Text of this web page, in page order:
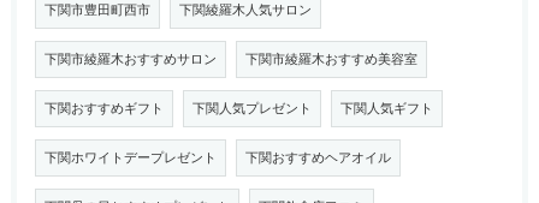
下関市豊田町西市 下関綾羅木人気サロン
下関市綾羅木おすすめサロン 下関市綾羅木おすすめ美容室
下関おすすめギフト 下関人気プレゼント 下関人気ギフト
下関ホワイトデープレゼント 下関おすすめヘアオイル